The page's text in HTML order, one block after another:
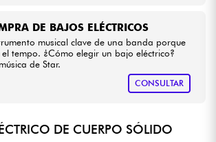
DE BAJOS ELÉCTRICOS
musical clave de una banda porque
tempo. ¿Cómo elegir un bajo eléctrico?
de Star.
CONSULTAR
DE CUERPO SÓLIDO